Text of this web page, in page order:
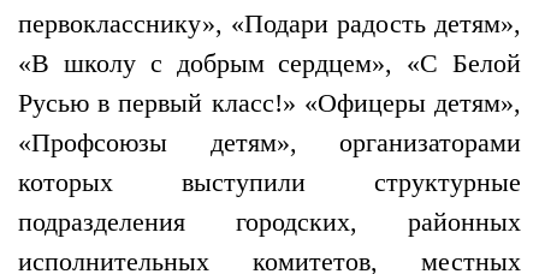
первокласснику», «Подари радость детям»,
«В школу с добрым сердцем», «С Белой
Русью в первый класс!» «Офицеры детям»,
«Профсоюзы детям», организаторами
которых выступили структурные
подразделения городских, районных
исполнительных комитетов, местных